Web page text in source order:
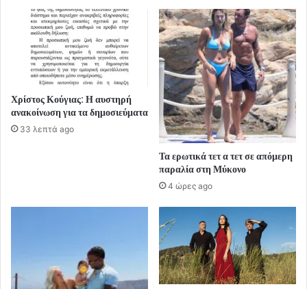
Χρίστος Κούγιας: Η αυστηρή
ανακοίνωση για τα δημοσιεύματα
33 λεπτά ago
Τα ερωτικά τετ α τετ σε απόμερη
παραλία στη Μύκονο
4 ώρες ago